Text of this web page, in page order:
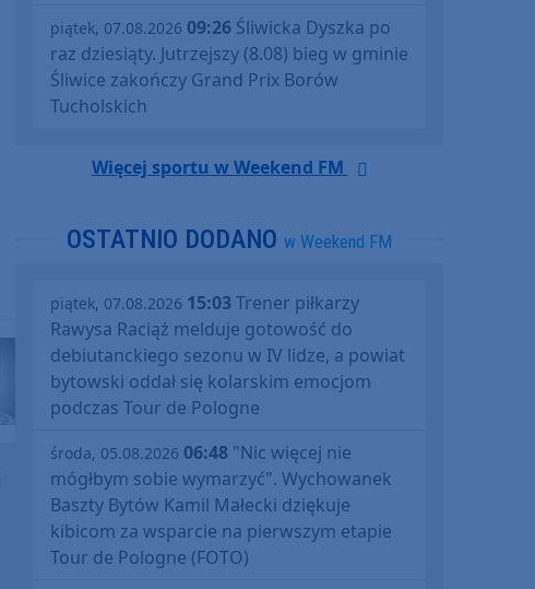
piątek, 07.08.2026 09:26 Śliwicka Dyszka po
raz dziesiąty. Jutrzejszy (8.08) bieg w gminie
Śliwice zakończy Grand Prix Borów
Tucholskich
Więcej sportu w Weekend FM
OSTATNIO DODANO w Weekend FM
piątek, 07.08.2026 15:03Trener piłkarzy
Rawysa Raciąż melduje gotowość do
debiutanckiego sezonu w IV lidze, a powiat
bytowski oddał się kolarskim emocjom
podczas Tour de Pologne
środa, 05.08.2026 06:48 "Nic więcej nie
mógłbym sobie wymarzyć". Wychowanek
Baszty Bytów Kamil Małecki dziękuje
kibicom za wsparcie na pierwszym etapie
Tour de Pologne (FOTO)